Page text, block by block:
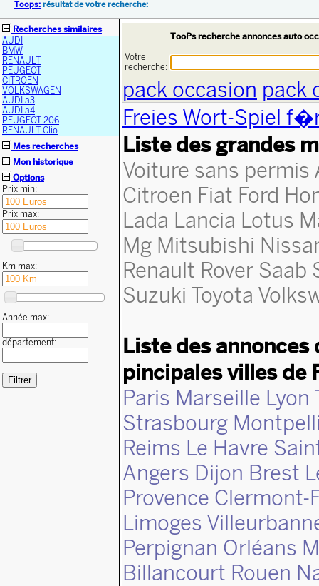
Toops: résultat de votre recherche:
TooPs recherche annonces auto
Votre
recherche:
pack occasion pack
Freies Wort-Spiel
Liste des grandes
Voiture sans permis
Citroen Fiat Ford
Lada Lancia Lotus
Mg Mitsubishi
Renault Rover Saab
Suzuki Toyota
Liste des
pincipales villes de
Paris Marseille Lyon
Strasbourg
Reims Le Havre
Angers Dijon Brest
Provence Clermont-
Limoges
Perpignan Orléans
Billancourt Rouen
Recherches similaires
AUDI
BMW
RENAULT
PEUGEOT
CITROEN
VOLKSWAGEN
AUDI a3
AUDI a4
PEUGEOT 206
RENAULT Clio
Mes recherches
Mon historique
Options
Prix min:
Prix max:
Km max:
Année max:
département: